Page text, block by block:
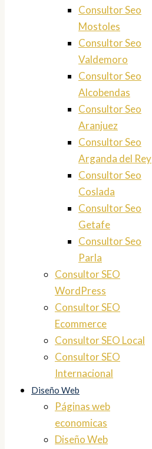
Consultor Seo
Mostoles
Consultor Seo
Valdemoro
Consultor Seo
Alcobendas
Consultor Seo
Aranjuez
Consultor Seo
Arganda del Rey
Consultor Seo
Coslada
Consultor Seo
Getafe
Consultor Seo
Parla
Consultor SEO
WordPress
Consultor SEO
Ecommerce
Consultor SEO Local
Consultor SEO
Internacional
Diseño Web
Páginas web
economicas
Diseño Web